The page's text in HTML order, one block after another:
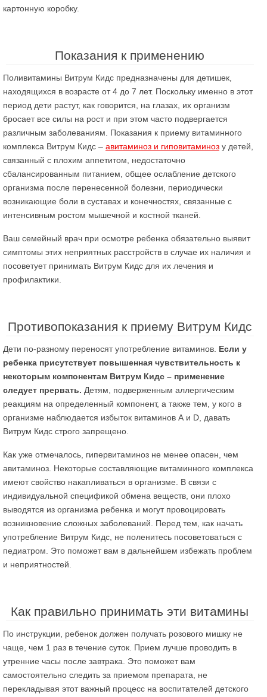
картонную коробку.
Показания к применению
Поливитамины Витрум Кидс предназначены для детишек,
находящихся в возрасте от 4 до 7 лет. Поскольку именно в этот
период дети растут, как говорится, на глазах, их организм
бросает все силы на рост и при этом часто подвергается
различным заболеваниям. Показания к приему витаминного
комплекса Витрум Кидс – авитаминоз и гиповитаминоз у детей,
связанный с плохим аппетитом, недостаточно
сбалансированным питанием, общее ослабление детского
организма после перенесенной болезни, периодически
возникающие боли в суставах и конечностях, связанные с
интенсивным ростом мышечной и костной тканей.
Ваш семейный врач при осмотре ребенка обязательно выявит
симптомы этих неприятных расстройств в случае их наличия и
посоветует принимать Витрум Кидс для их лечения и
профилактики.
Противопоказания к приему Витрум Кидс
Дети по-разному переносят употребление витаминов. Если у
ребенка присутствует повышенная чувствительность к
некоторым компонентам Витрум Кидс – применение
следует прервать. Детям, подверженным аллергическим
реакциям на определенный компонент, а также тем, у кого в
организме наблюдается избыток витаминов А и D, давать
Витрум Кидс строго запрещено.
Как уже отмечалось, гипервитаминоз не менее опасен, чем
авитаминоз. Некоторые составляющие витаминного комплекса
имеют свойство накапливаться в организме. В связи с
индивидуальной спецификой обмена веществ, они плохо
выводятся из организма ребенка и могут провоцировать
возникновение сложных заболеваний. Перед тем, как начать
употребление Витрум Кидс, не поленитесь посоветоваться с
педиатром. Это поможет вам в дальнейшем избежать проблем
и неприятностей.
Как правильно принимать эти витамины
По инструкции, ребенок должен получать розового мишку не
чаще, чем 1 раз в течение суток. Прием лучше проводить в
утренние часы после завтрака. Это поможет вам
самостоятельно следить за приемом препарата, не
перекладывая этот важный процесс на воспитателей детского